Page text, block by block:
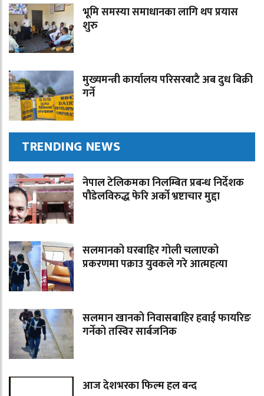
भूमि समस्या समाधानका लागि थप प्रयास
शुरु
मुख्यमन्त्री कार्यालय परिसरबाटै अब दुध बिक्री
गर्ने
TRENDING NEWS
नेपाल टेलिकमका निलम्बित प्रबन्ध निर्देशक
पौडेलविरुद्ध फेरि अर्को भ्रष्टाचार मुद्दा
सलमानको घरबाहिर गोली चलाएको
प्रकरणमा पक्राउ युवकले गरे आत्महत्या
सलमान खानको निवासबाहिर हवाई फायरिङ
गर्नेको तस्विर सार्बजनिक
आज देशभरका फिल्म हल बन्द